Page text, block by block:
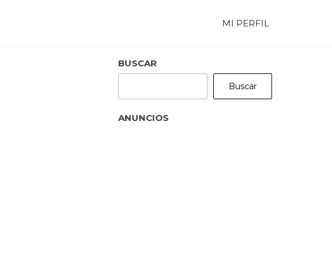
MI PERFIL
BUSCAR
Buscar
ANUNCIOS